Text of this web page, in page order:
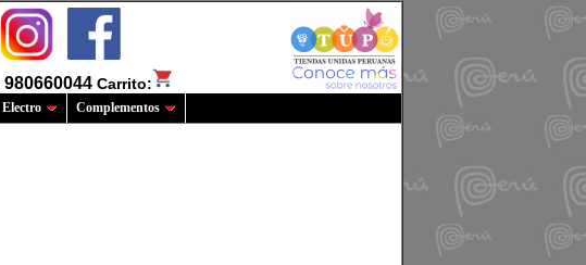
980660044 Carrito:
Electro Complementos